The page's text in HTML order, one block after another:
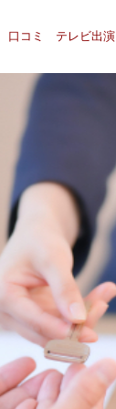
口コミ テレビ出演